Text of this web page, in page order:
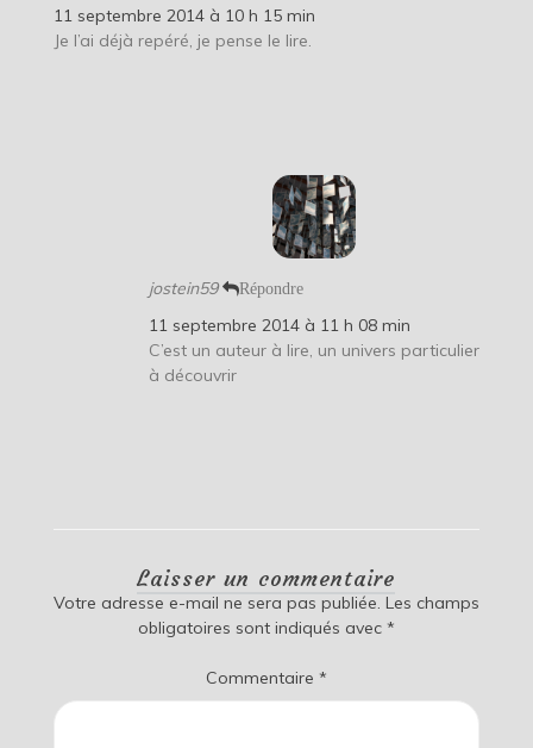
11 septembre 2014 à 10 h 15 min
Je l’ai déjà repéré, je pense le lire.
jostein59 Répondre
11 septembre 2014 à 11 h 08 min
C’est un auteur à lire, un univers particulier
à découvrir
Laisser un commentaire
Votre adresse e-mail ne sera pas publiée. Les champs
obligatoires sont indiqués avec *
Commentaire *